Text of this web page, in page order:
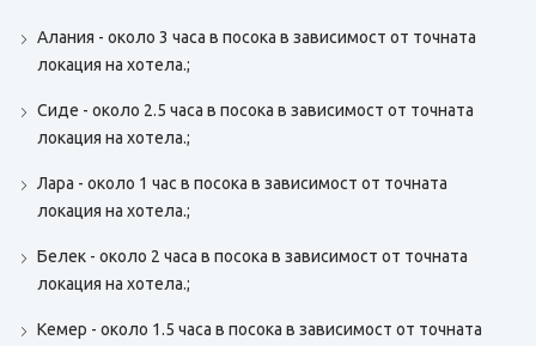
Алания - около 3 часа в посока в зависимост от точната
локация на хотела.;
Сиде - около 2.5 часа в посока в зависимост от точната
локация на хотела.;
Лара - около 1 час в посока в зависимост от точната
локация на хотела.;
Белек - около 2 часа в посока в зависимост от точната
локация на хотела.;
Кемер - около 1.5 часа в посока в зависимост от точната